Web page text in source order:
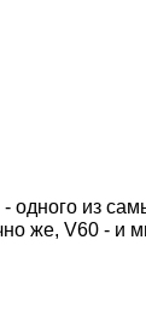
из
же, V60 - и